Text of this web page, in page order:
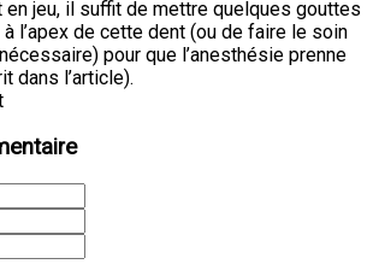
en jeu, il suffit de mettre quelques gouttes
à l’apex de cette dent (ou de faire le soin
pour que l’anesthésie prenne
dans l’article).